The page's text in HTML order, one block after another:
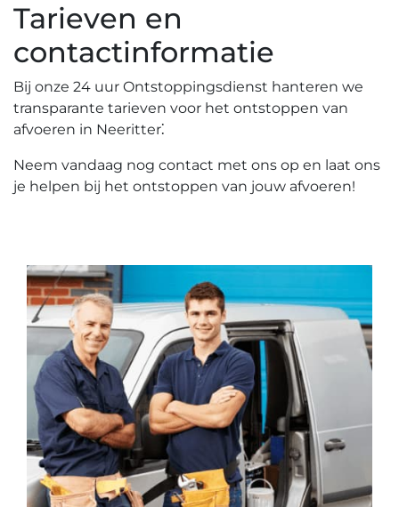
Tarieven en
contactinformatie
Bij onze 24 uur Ontstoppingsdienst hanteren we
transparante tarieven voor het ontstoppen van
afvoeren in Neeritter⁚
Neem vandaag nog contact met ons op en laat ons
je helpen bij het ontstoppen van jouw afvoeren!​